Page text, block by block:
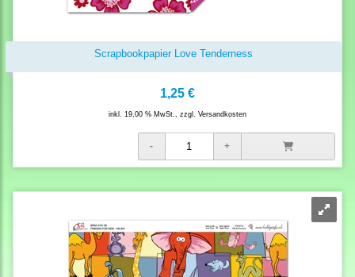
Scrapbookpapier Love Tenderness
1,25 €
inkl. 19,00 % MwSt., zzgl. Versandkosten